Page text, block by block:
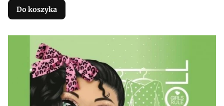
Do koszyka